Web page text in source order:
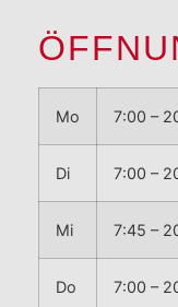
Mo 7:00 –
Di 7:00 –
Mi 7:45 –
Do 7:00 –